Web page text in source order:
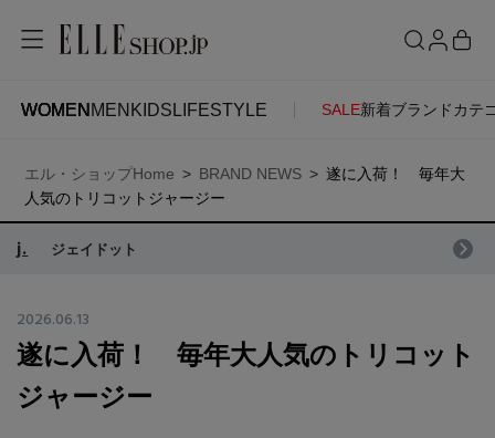
WOMEN MEN KIDS LIFESTYLE SALE新着ブランド カテ
WOMENMENKIDSLIFESTYLE
ITEMS
再入荷アイテム
ACCOUNT
お気に入りアイテム
ご注文履歴
SEE RESULTS
エル・ショップHome BRAND NEWS
遂に入荷！ 毎年大
人気のトリコットジャージー
j. ジェイドット
2026.06.13
遂に入荷！ 毎年大人気のトリコット
ジャージー